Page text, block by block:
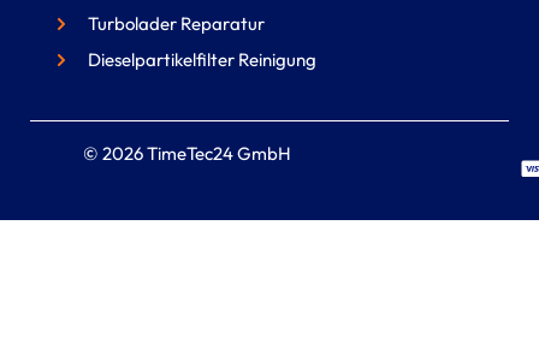
Turbolader Reparatur
Dieselpartikelfilter Reinigung
© 2026 TimeTec24 GmbH